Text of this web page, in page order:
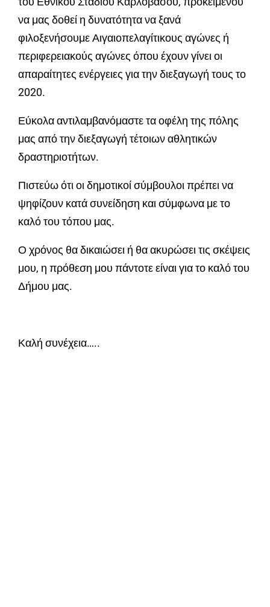
να μας δοθεί η δυνατότητα να ξανά
φιλοξενήσουμε Αιγαιοπελαγίτικους αγώνες ή
περιφερειακούς αγώνες όπου έχουν γίνει οι
απαραίτητες ενέργειες για την διεξαγωγή τους το
2020.
Εύκολα αντιλαμβανόμαστε τα οφέλη της πόλης
μας από την διεξαγωγή τέτοιων αθλητικών
δραστηριοτήτων.
Πιστεύω ότι οι δημοτικοί σύμβουλοι πρέπει να
ψηφίζουν κατά συνείδηση και σύμφωνα με το
καλό του τόπου μας.
Ο χρόνος θα δικαιώσει ή θα ακυρώσει τις σκέψεις
μου, η πρόθεση μου πάντοτε είναι για το καλό του
Δήμου μας.
Καλή συνέχεια…..